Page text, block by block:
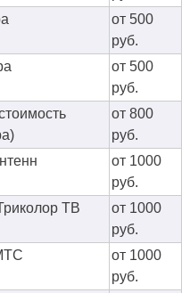
от 500
руб.
от 500
руб.
от 800
руб.
от 1000
руб.
ТВ
от 1000
руб.
от 1000
руб.